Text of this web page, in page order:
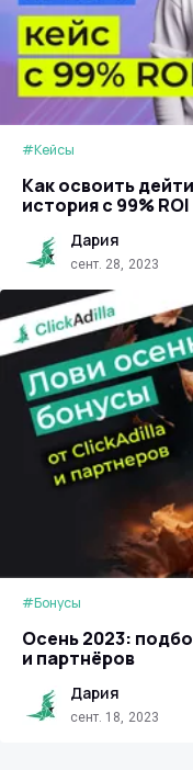
#Кейсы
Как освоить
история с 99% ROI
Дария
сент. 28, 2023
#Бонусы
Осень 2023:
и партнёров
Дария
сент. 18, 2023